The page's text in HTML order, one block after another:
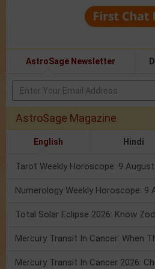
AstroSage Newsletter
AstroSage Magazine
English Hindi
Tarot Weekly Horoscope: 9
Total Solar Eclipse 2026: Know